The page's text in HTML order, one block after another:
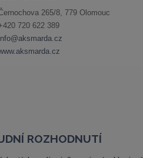
ROZHODNUTÍ